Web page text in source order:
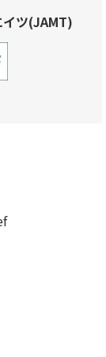
イツ(JAMT)